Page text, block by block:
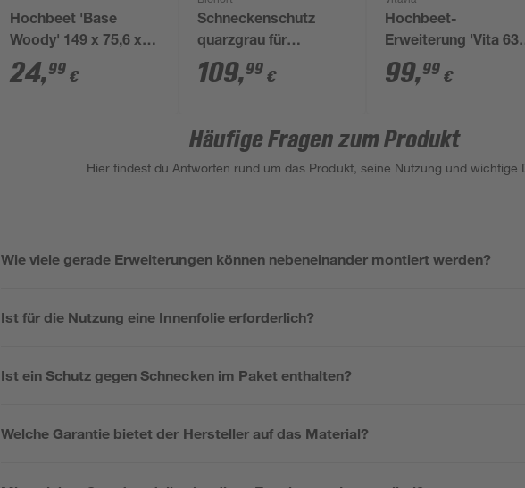
Hochbeet 'Base
Woody' 149 x 75,6 x
25 cm anthrazit
24,99 €
Schneckenschutz
quarzgrau für
Hochbeet 1,5 x 1,5 m
109,99 €
Hochbeet-
Erweiterung 'Vita
Stretched' 80 x 63 cm
granitfarben
99,99 €
Häufige Fragen zum Produkt
Hier findest du Antworten rund um das Produkt, seine Nutzung und wichtige
Wie viele gerade Erweiterungen können nebeneinander montiert werden?
Ist für die Nutzung eine Innenfolie erforderlich?
Ist ein Schutz gegen Schnecken im Paket enthalten?
Welche Garantie bietet der Hersteller auf das Material?